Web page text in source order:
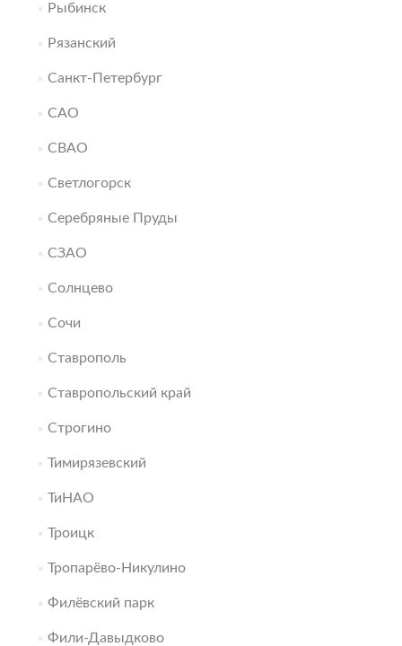
Рыбинск
Рязанский
Санкт-Петербург
САО
СВАО
Светлогорск
Серебряные Пруды
СЗАО
Солнцево
Сочи
Ставрополь
Ставропольский край
Строгино
Тимирязевский
ТиНАО
Троицк
Тропарёво-Никулино
Филёвский парк
Фили-Давыдково